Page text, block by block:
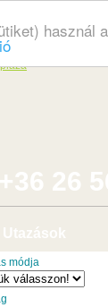
használ
+36 26
Utazások
módja